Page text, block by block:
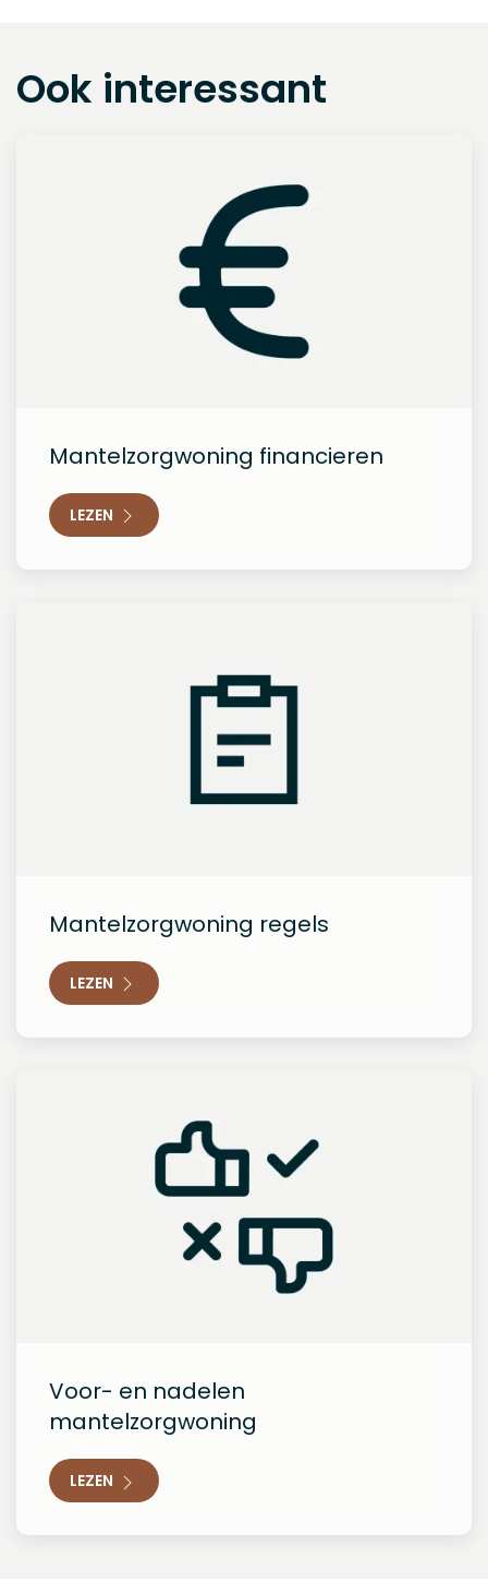
Ook interessant
Mantelzorgwoning financieren
LEZEN
Mantelzorgwoning regels
LEZEN
Voor- en nadelen
mantelzorgwoning
LEZEN